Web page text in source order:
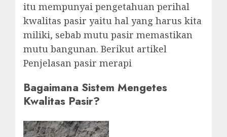
itu mempunyai pengetahuan perihal
kwalitas pasir yaitu hal yang harus kita
miliki, sebab mutu pasir memastikan
mutu bangunan. Berikut artikel
Penjelasan pasir merapi
Bagaimana Sistem Mengetes
Kwalitas Pasir?